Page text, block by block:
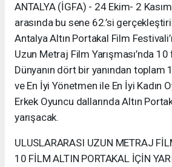
ANTALYA (İGFA) - 24 Ekim- 2
arasında bu sene 62.’si
Antalya Altın Portakal Film
Uzun Metraj Film Yarışması’nda
Dünyanın dört bir yanından toplam
ve En İyi Yönetmen ile En İyi Kadın
Erkek Oyuncu dallarında Altın
yarışacak.
ULUSLARARASI UZUN METRAJ
10 FİLM ALTIN PORTAKAL İÇİN